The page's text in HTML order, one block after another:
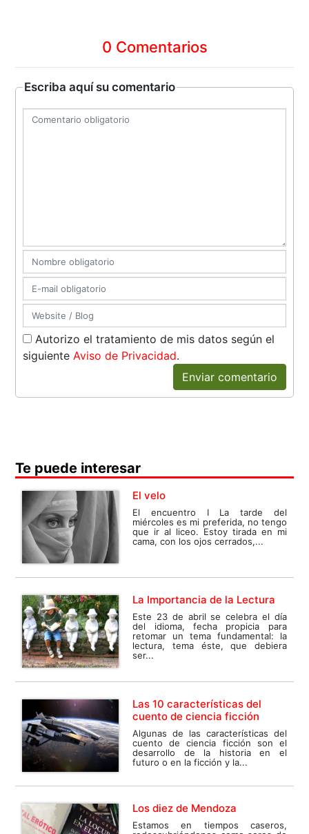
0 Comentarios
Escriba aquí su comentario
Autorizo el tratamiento de mis datos según el
siguienteAviso de Privacidad.
Enviar comentario
Te puede interesar
El velo
El encuentro I La tarde del
miércoles es mi preferida, no tengo
que ir al liceo. Estoy tirada en mi
cama, con los ojos cerrados,...
La Importancia de la Lectura
Este 23 de abril se celebra el día
del idioma, fecha propicia para
retomar un tema fundamental: la
lectura, tema éste, que debiera
ser...
Las 10 características del
cuento de ciencia ficción
Algunas de las características del
cuento de ciencia ficción son el
desarrollo de la historia en el
futuro o en la ficción y la...
Los diez de Mendoza
Estamos en tiempos caseros,